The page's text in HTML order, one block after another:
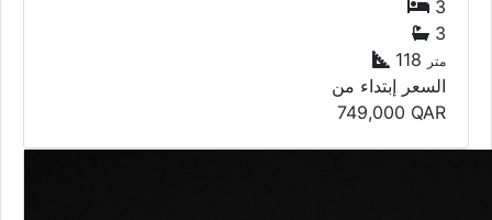
3
3
118 متر
السعر إبتداء من
749,000 QAR